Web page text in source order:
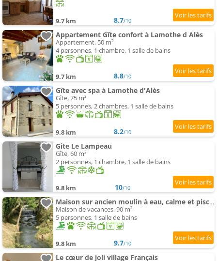
9.7 km 8.7/10
Appartement Gîte confort à Lamothe d Alès
Appartement, 50 m²
4 personnes, 1 chambre, 1 salle de bains
9.7 km 8.8/10
Gîte avec spa à Lamothe d'Alès
Gîte, 75 m²
5 personnes, 2 chambres, 1 salle de bains
9.8 km 8.2/10
Gite Le Lampeau
Gîte, 60 m²
2 personnes, 1 chambre, 1 salle de bains
9.8 km 10/10
Maison sur ancien moulin à eau, calme et piscine
Maison de vacances, 90 m²
5 personnes, 1 salle de bains
9.8 km 9.7/10
Le cœur de joli village Français